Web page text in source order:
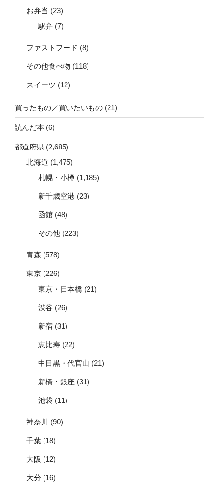
お弁当 (23)
駅弁 (7)
ファストフード (8)
その他食べ物 (118)
スイーツ (12)
買ったもの／買いたいもの (21)
読んだ本 (6)
都道府県 (2,685)
北海道 (1,475)
札幌・小樽 (1,185)
新千歳空港 (23)
函館 (48)
その他 (223)
青森 (578)
東京 (226)
東京・日本橋 (21)
渋谷 (26)
新宿 (31)
恵比寿 (22)
中目黒・代官山 (21)
新橋・銀座 (31)
池袋 (11)
神奈川 (90)
千葉 (18)
大阪 (12)
大分 (16)